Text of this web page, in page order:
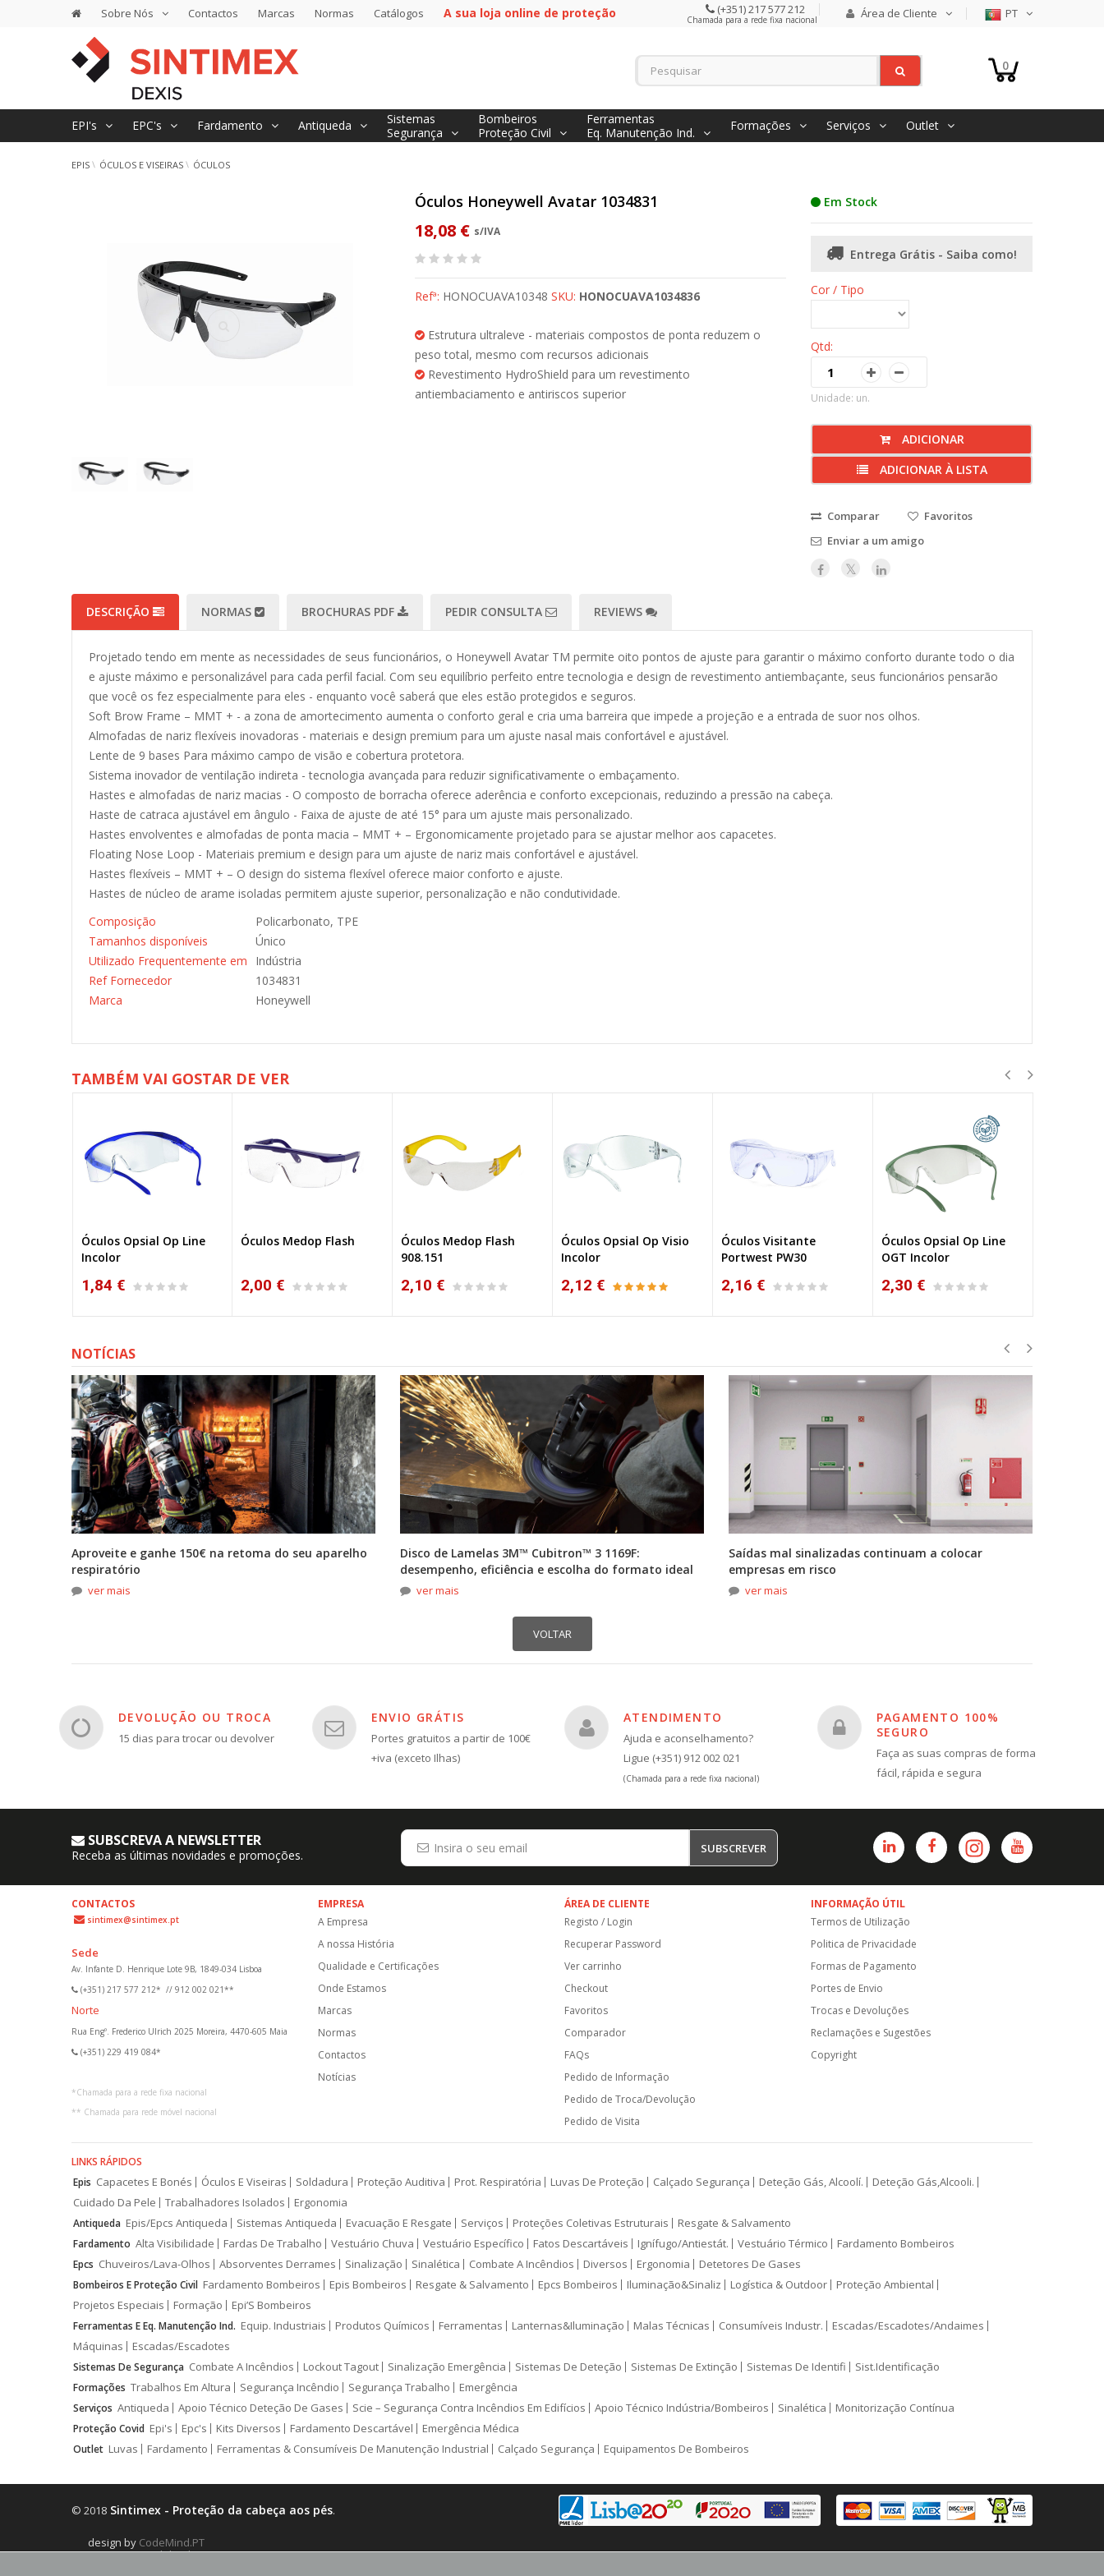
Sobre Nós Contactos Marcas Normas Catálogos A sua loja online de proteção (+351) 217 577 212
Chamada para a rede fixa nacional Área de Cliente PT
0
EPI's EPC's Fardamento Antiqueda
Sistemas
Segurança
Bombeiros
Proteção Civil
Ferramentas
Eq. Manutenção Ind.
Formações Serviços Outlet
EPIS ÓCULOS E VISEIRAS ÓCULOS
Óculos Honeywell Avatar 1034831
18,08 € s/IVA
Refª: HONOCUAVA10348 SKU: HONOCUAVA1034836
Estrutura ultraleve - materiais compostos de ponta reduzem o
peso total, mesmo com recursos adicionais
Revestimento HydroShield para um revestimento
antiembaciamento e antiriscos superior
Em Stock
Entrega Grátis - Saiba como!
Cor / Tipo
Qtd:
Unidade: un.
ADICIONAR
ADICIONAR À LISTA
Comparar
Favoritos
Enviar a um amigo
DESCRIÇÃO NORMAS BROCHURAS PDF PEDIR CONSULTA REVIEWS
Projetado tendo em mente as necessidades de seus funcionários, o Honeywell Avatar TM permite oito pontos de ajuste para garantir o máximo conforto durante todo o dia
e ajuste máximo e personalizável para cada perfil facial. Com seu equilíbrio perfeito entre tecnologia e design de revestimento antiembaçante, seus funcionários pensarão
que você os fez especialmente para eles - enquanto você saberá que eles estão protegidos e seguros.
Soft Brow Frame – MMT + - a zona de amortecimento aumenta o conforto geral e cria uma barreira que impede a projeção e a entrada de suor nos olhos.
Almofadas de nariz flexíveis inovadoras - materiais e design premium para um ajuste nasal mais confortável e ajustável.
Lente de 9 bases Para máximo campo de visão e cobertura protetora.
Sistema inovador de ventilação indireta - tecnologia avançada para reduzir significativamente o embaçamento.
Hastes e almofadas de nariz macias - O composto de borracha oferece aderência e conforto excepcionais, reduzindo a pressão na cabeça.
Haste de catraca ajustável em ângulo - Faixa de ajuste de até 15° para um ajuste mais personalizado.
Hastes envolventes e almofadas de ponta macia – MMT + – Ergonomicamente projetado para se ajustar melhor aos capacetes.
Floating Nose Loop - Materiais premium e design para um ajuste de nariz mais confortável e ajustável.
Hastes flexíveis – MMT + – O design do sistema flexível oferece maior conforto e ajuste.
Hastes de núcleo de arame isoladas permitem ajuste superior, personalização e não condutividade.
Composição
Policarbonato, TPE
Tamanhos disponíveis
Único
Utilizado Frequentemente em
Indústria
Ref Fornecedor
1034831
Marca
Honeywell
TAMBÉM VAI GOSTAR DE VER
Óculos Opsial Op Line
Incolor
1,84 €
Óculos Medop Flash
2,00 €
Óculos Medop Flash
908.151
2,10 €
Óculos Opsial Op Visio
Incolor
2,12 €
Óculos Visitante
Portwest PW30
2,16 €
Óculos Opsial Op Line
OGT Incolor
2,30 €
NOTÍCIAS
Aproveite e ganhe 150€ na retoma do seu aparelho
respiratório
ver mais
Disco de Lamelas 3M™ Cubitron™ 3 1169F:
desempenho, eficiência e escolha do formato ideal
ver mais
Saídas mal sinalizadas continuam a colocar
empresas em risco
ver mais
DEVOLUÇÃO OU TROCA
15 dias para trocar ou devolver
ENVIO GRÁTIS
Portes gratuitos a partir de 100€
+iva (exceto Ilhas)
ATENDIMENTO
Ajuda e aconselhamento?
Ligue (+351) 912 002 021
(Chamada para a rede fixa nacional)
PAGAMENTO 100%
SEGURO
Faça as suas compras de forma
fácil, rápida e segura
SUBSCREVA A NEWSLETTER
Receba as últimas novidades e promoções. SUBSCREVER
CONTACTOS
sintimex@sintimex.pt
Sede
Av. Infante D. Henrique Lote 9B, 1849-034 Lisboa
(+351) 217 577 212* // 912 002 021**
Norte
Rua Engº. Frederico Ulrich 2025 Moreira, 4470-605 Maia
(+351) 229 419 084*
*Chamada para a rede fixa nacional
** Chamada para rede móvel nacional
EMPRESA
A Empresa
A nossa História
Qualidade e Certificações
Onde Estamos
Marcas
Normas
Contactos
Notícias
ÁREA DE CLIENTE
Registo / Login
Recuperar Password
Ver carrinho
Checkout
Favoritos
Comparador
FAQs
Pedido de Informação
Pedido de Troca/Devolução
Pedido de Visita
INFORMAÇÃO ÚTIL
Termos de Utilização
Politica de Privacidade
Formas de Pagamento
Portes de Envio
Trocas e Devoluções
Reclamações e Sugestões
Copyright
LINKS RÁPIDOS
Epis Capacetes E Bonés Óculos E Viseiras Soldadura Proteção Auditiva Prot. Respiratória Luvas De Proteção Calçado Segurança Deteção Gás, Alcoolí.
Deteção Gás,Alcooli.
Cuidado Da Pele
Trabalhadores Isolados Ergonomia
Antiqueda Epis/Epcs Antiqueda Sistemas Antiqueda Evacuação E Resgate Serviços Proteções Coletivas Estruturais Resgate & Salvamento
Fardamento Alta Visibilidade Fardas De Trabalho Vestuário Chuva Vestuário Específico Fatos Descartáveis Ignífugo/Antiestát. Vestuário Térmico Fardamento Bombeiros
Epcs Chuveiros/Lava-Olhos Absorventes Derrames Sinalização Sinalética Combate A Incêndios Diversos Ergonomia Detetores De Gases
Bombeiros E Proteção Civil Fardamento Bombeiros Epis Bombeiros Resgate & Salvamento Epcs Bombeiros Iluminação&Sinaliz Logística & Outdoor
Proteção Ambiental
Projetos Especiais
Formação Epi’S Bombeiros
Ferramentas E Eq. Manutenção Ind. Equip. Industriais Produtos Químicos Ferramentas Lanternas&Iluminação Malas Técnicas Consumíveis Industr.
Escadas/Escadotes/Andaimes
Máquinas
Escadas/Escadotes
Sistemas De Segurança Combate A Incêndios Lockout Tagout Sinalização Emergência Sistemas De Deteção Sistemas De Extinção Sistemas De Identifi Sist.Identificação
Formações Trabalhos Em Altura Segurança Incêndio Segurança Trabalho Emergência
Serviços Antiqueda Apoio Técnico Deteção De Gases Scie – Segurança Contra Incêndios Em Edifícios Apoio Técnico Indústria/Bombeiros Sinalética Monitorização Contínua
Proteção Covid Epi's Epc's Kits Diversos Fardamento Descartável Emergência Médica
Outlet Luvas Fardamento Ferramentas & Consumíveis De Manutenção Industrial Calçado Segurança Equipamentos De Bombeiros
© 2018 Sintimex - Proteção da cabeça aos pés.
design by CodeMind.PT
Parceiro Digital desde 2018 Top 5% PME